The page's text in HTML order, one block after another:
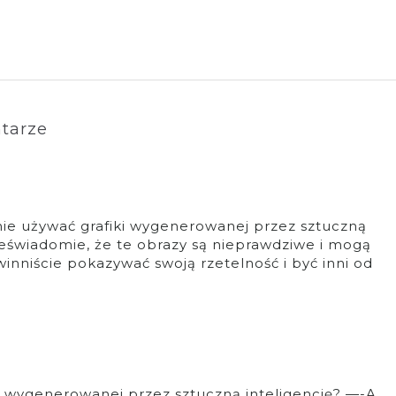
używać grafiki wygenerowanej przez sztuczną
że te obrazy są nieprawdziwe i mogą
pokazywać swoją rzetelność i być inni od